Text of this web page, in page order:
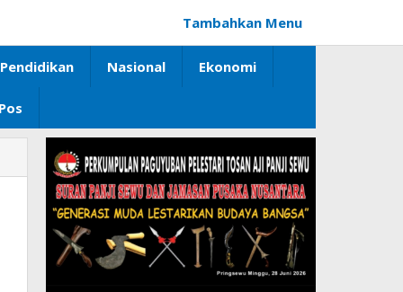
Tambahkan Menu
Pendidikan Nasional Ekonomi